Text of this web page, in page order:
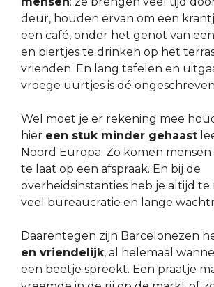
deur, houden ervan om een
een café, onder het genot van
en biertjes te drinken op het
vrienden. En lang tafelen en
vroege uurtjes is dé
Wel moet je er rekening mee
hier een stuk minder gehaast
Noord Europa. Zo komen
te laat op een afspraak. En bij de
overheidsinstanties heb je altijd
veel bureaucratie en lange
Daarentegen zijn Barcelonezen
en vriendelijk, al helemaal
een beetje spreekt. Een praatje